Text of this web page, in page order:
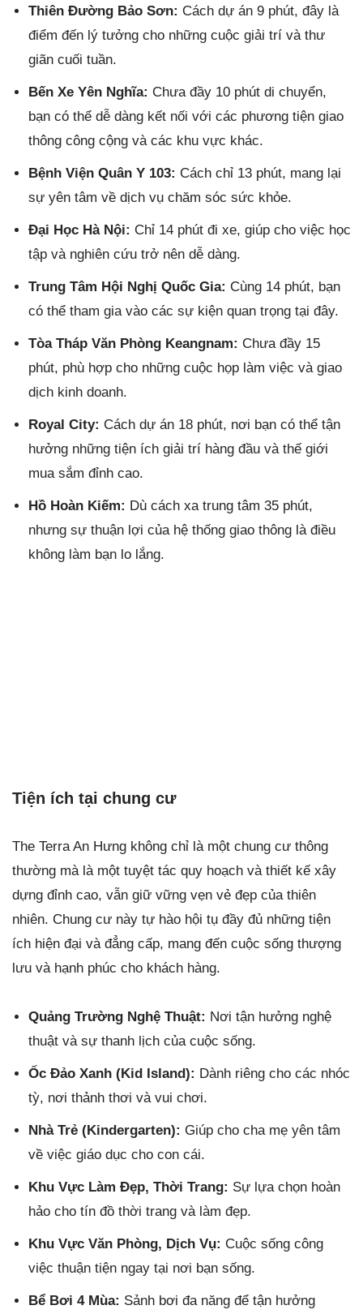
Thiên Đường Bảo Sơn: Cách dự án 9 phút, đây là
điểm đến lý tưởng cho những cuộc giải trí và thư
giãn cuối tuần.
Bến Xe Yên Nghĩa: Chưa đầy 10 phút di chuyển,
bạn có thể dễ dàng kết nối với các phương tiện giao
thông công cộng và các khu vực khác.
Bệnh Viện Quân Y 103: Cách chỉ 13 phút, mang lại
sự yên tâm về dịch vụ chăm sóc sức khỏe.
Đại Học Hà Nội: Chỉ 14 phút đi xe, giúp cho việc học
tập và nghiên cứu trở nên dễ dàng.
Trung Tâm Hội Nghị Quốc Gia: Cùng 14 phút, bạn
có thể tham gia vào các sự kiện quan trọng tại đây.
Tòa Tháp Văn Phòng Keangnam: Chưa đầy 15
phút, phù hợp cho những cuộc họp làm việc và giao
dịch kinh doanh.
Royal City: Cách dự án 18 phút, nơi bạn có thể tận
hưởng những tiện ích giải trí hàng đầu và thế giới
mua sắm đỉnh cao.
Hồ Hoàn Kiếm: Dù cách xa trung tâm 35 phút,
nhưng sự thuận lợi của hệ thống giao thông là điều
không làm bạn lo lắng.
Tiện ích tại chung cư
The Terra An Hưng không chỉ là một chung cư thông
thường mà là một tuyệt tác quy hoạch và thiết kế xây
dựng đỉnh cao, vẫn giữ vững vẹn vẻ đẹp của thiên
nhiên. Chung cư này tự hào hội tụ đầy đủ những tiện
ích hiện đại và đẳng cấp, mang đến cuộc sống thượng
lưu và hạnh phúc cho khách hàng.
Quảng Trường Nghệ Thuật: Nơi tận hưởng nghệ
thuật và sự thanh lịch của cuộc sống.
Ốc Đảo Xanh (Kid Island): Dành riêng cho các nhóc
tỳ, nơi thảnh thơi và vui chơi.
Nhà Trẻ (Kindergarten): Giúp cho cha mẹ yên tâm
về việc giáo dục cho con cái.
Khu Vực Làm Đẹp, Thời Trang: Sự lựa chọn hoàn
hảo cho tín đồ thời trang và làm đẹp.
Khu Vực Văn Phòng, Dịch Vụ: Cuộc sống công
việc thuận tiện ngay tại nơi bạn sống.
Bể Bơi 4 Mùa: Sảnh bơi đa năng để tận hưởng